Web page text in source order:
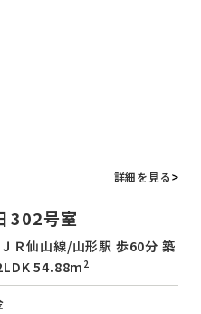
詳細を見る
302号室
Ｒ仙山線/山形駅 歩60分 築
54.88m2